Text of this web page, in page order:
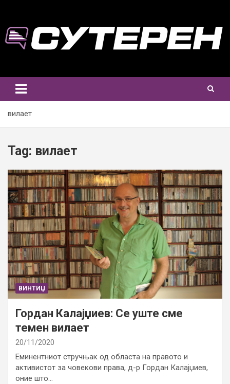
content
вилает
Tag: вилает
ВИНТИЏ
Гордан Калајџиев: Се уште сме
темен вилает
20/11/2020
Еминентниот стручњак од областа на правото и
активистот за човекови права, д-р Гордан Калајџиев,
оние што…